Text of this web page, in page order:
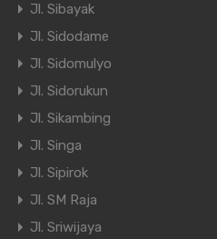
Jl. Sibayak
Jl. Sidodame
Jl. Sidomulyo
Jl. Sidorukun
Jl. Sikambing
Jl. Singa
Jl. Sipirok
Jl. SM Raja
Jl. Sriwijaya